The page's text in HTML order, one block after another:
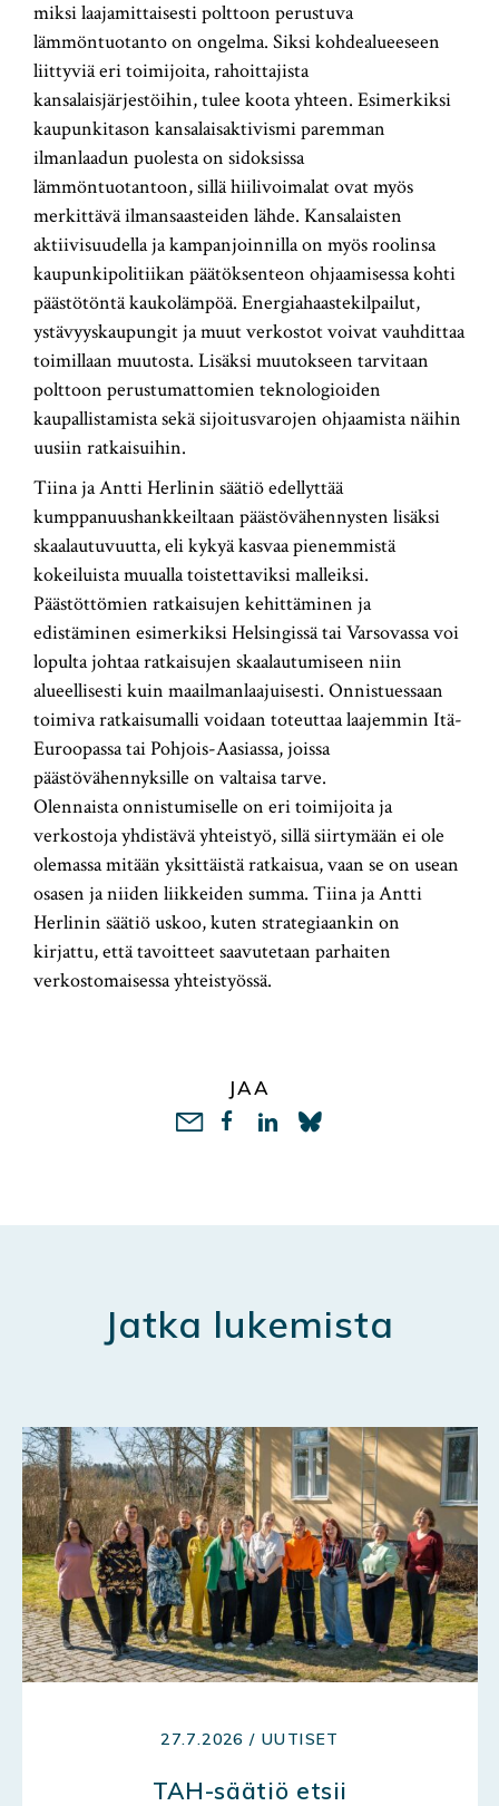
miksi laajamittaisesti polttoon perustuva
lämmöntuotanto on ongelma. Siksi kohdealueeseen
liittyviä eri toimijoita, rahoittajista
kansalaisjärjestöihin, tulee koota yhteen. Esimerkiksi
kaupunkitason kansalaisaktivismi paremman
ilmanlaadun puolesta on sidoksissa
lämmöntuotantoon, sillä hiilivoimalat ovat myös
merkittävä ilmansaasteiden lähde. Kansalaisten
aktiivisuudella ja kampanjoinnilla on myös roolinsa
kaupunkipolitiikan päätöksenteon ohjaamisessa kohti
päästötöntä kaukolämpöä. Energiahaastekilpailut,
ystävyyskaupungit ja muut verkostot voivat vauhdittaa
toimillaan muutosta. Lisäksi muutokseen tarvitaan
polttoon perustumattomien teknologioiden
kaupallistamista sekä sijoitusvarojen ohjaamista näihin
uusiin ratkaisuihin.
Tiina ja Antti Herlinin säätiö edellyttää
kumppanuushankkeiltaan päästövähennysten lisäksi
skaalautuvuutta, eli kykyä kasvaa pienemmistä
kokeiluista muualla toistettaviksi malleiksi.
Päästöttömien ratkaisujen kehittäminen ja
edistäminen esimerkiksi Helsingissä tai Varsovassa voi
lopulta johtaa ratkaisujen skaalautumiseen niin
alueellisesti kuin maailmanlaajuisesti. Onnistuessaan
toimiva ratkaisumalli voidaan toteuttaa laajemmin Itä-
Euroopassa tai Pohjois-Aasiassa, joissa
päästövähennyksille on valtaisa tarve.
Olennaista onnistumiselle on eri toimijoita ja
verkostoja yhdistävä yhteistyö, sillä siirtymään ei ole
olemassa mitään yksittäistä ratkaisua, vaan se on usean
osasen ja niiden liikkeiden summa. Tiina ja Antti
Herlinin säätiö uskoo, kuten strategiaankin on
kirjattu, että tavoitteet saavutetaan parhaiten
verkostomaisessa yhteistyössä.
JAA
LinkedIn
Jatka lukemista
27.7.2026 / UUTISET
TAH-säätiö etsii